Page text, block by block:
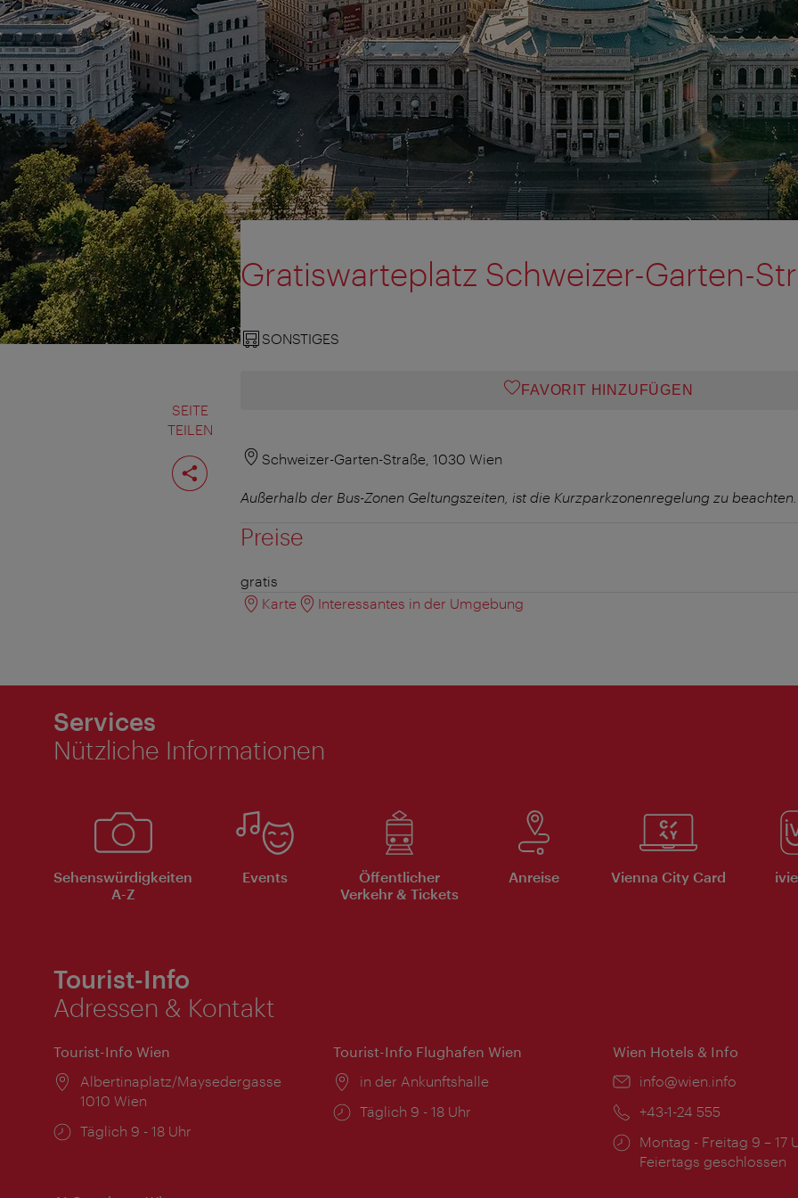
SEITE
TEILEN
Seite
teilen
Gratiswarteplatz Schweizer-Garten-
SONSTIGES
FAVORIT HINZUFÜGEN
Schweizer-Garten-Straße, 1030 Wien
Außerhalb der Bus-Zonen Geltungszeiten, ist die Kurzparkzonenregelung zu beachten.
Preise
gratis
Karte
Interessantes in der Umgebung
Services
Nützliche Informationen
Sehenswürdigkeiten
A-Z
Events
Öffentlicher
Verkehr & Tickets
Anreise Vienna City Card
Tourist-Info
Adressen & Kontakt
Tourist-Info Wien
Ort:
Albertinaplatz/Maysedergasse
1010 Wien
Öffnungszeiten:
Täglich 9 - 18 Uhr
Tourist-Info Flughafen Wien
Ort:
in der Ankunftshalle
Öffnungszeiten:
Täglich 9 - 18 Uhr
Wien Hotels & Info
Email:
info@wien.info
Telefon:
+43-1-24 555
Öffnungszeiten:
Montag - Freitag 9 – 17
Feiertags geschlossen